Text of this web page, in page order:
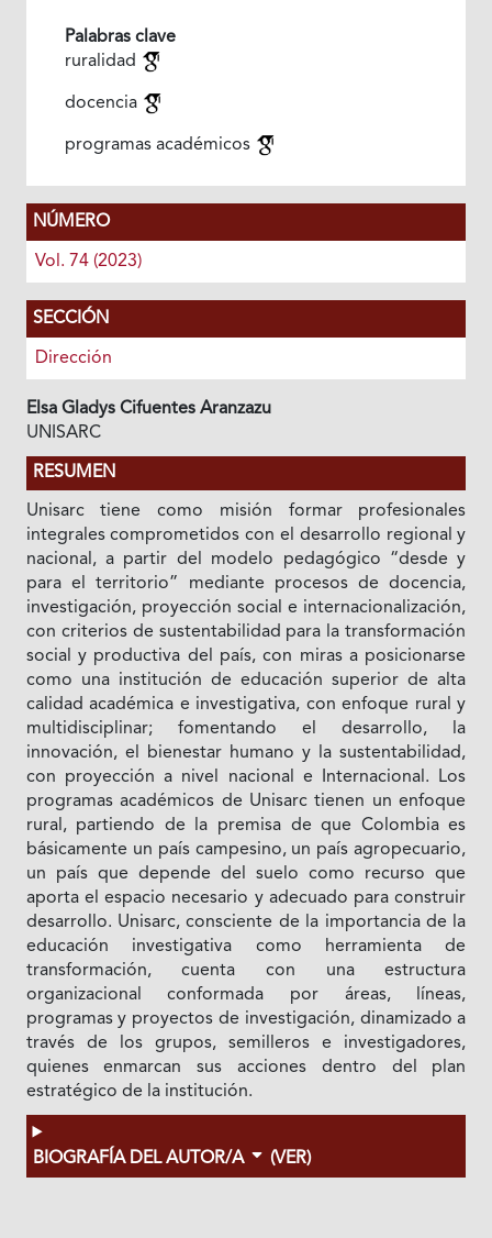
Palabras clave
ruralidad
docencia
programas académicos
NÚMERO
Vol. 74 (2023)
SECCIÓN
Dirección
Elsa Gladys Cifuentes Aranzazu
UNISARC
RESUMEN
Unisarc tiene como misión formar profesionales
integrales comprometidos con el desarrollo regional y
nacional, a partir del modelo pedagógico “desde y
para el territorio” mediante procesos de docencia,
investigación, proyección social e internacionalización,
con criterios de sustentabilidad para la transformación
social y productiva del país, con miras a posicionarse
como una institución de educación superior de alta
calidad académica e investigativa, con enfoque rural y
multidisciplinar; fomentando el desarrollo, la
innovación, el bienestar humano y la sustentabilidad,
con proyección a nivel nacional e Internacional. Los
programas académicos de Unisarc tienen un enfoque
rural, partiendo de la premisa de que Colombia es
básicamente un país campesino, un país agropecuario,
un país que depende del suelo como recurso que
aporta el espacio necesario y adecuado para construir
desarrollo. Unisarc, consciente de la importancia de la
educación investigativa como herramienta de
transformación, cuenta con una estructura
organizacional conformada por áreas, líneas,
programas y proyectos de investigación, dinamizado a
través de los grupos, semilleros e investigadores,
quienes enmarcan sus acciones dentro del plan
estratégico de la institución.
BIOGRAFÍA DEL AUTOR/A (VER)